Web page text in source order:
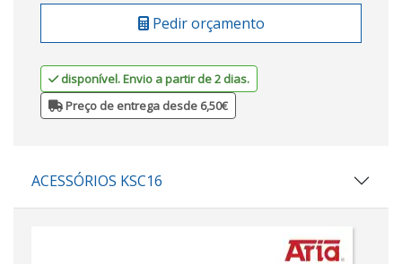
Pedir orçamento
disponível. Envio a partir de 2 dias.
Preço de entrega desde 6,50€
ACESSÓRIOS KSC16